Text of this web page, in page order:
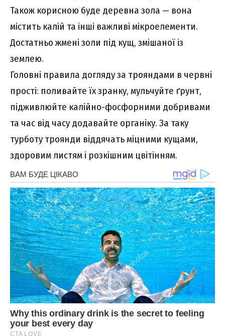
Також корисною буде деревна зола — вона
містить калій та інші важливі мікроелементи.
Достатньо жмені золи під кущ, змішаної із
землею.
Головні правила догляду за трояндами в червні
прості: поливайте їх зранку, мульчуйте ґрунт,
підживлюйте калійно-фосфорними добривами
та час від часу додавайте органіку. За таку
турботу троянди віддячать міцними кущами,
здоровим листям і розкішним цвітінням.